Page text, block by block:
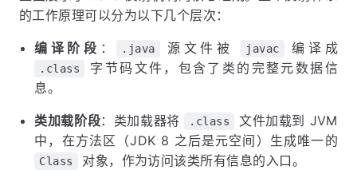
的工作原理可以分为以下几个层次：
编译阶段 ： .java 源文件被 javac 编译成
.class
字节码文件，包含了类的完整元数据信
息。
类加载阶段：类加载器将 .class
文件加载到 JVM
中，在方法区（JDK 8 之后是元空间）生成唯一的
Class 对象，作为访问该类所有信息的入口。